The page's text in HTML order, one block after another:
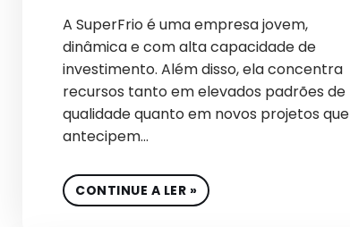
A SuperFrio é uma empresa jovem,
dinâmica e com alta capacidade de
investimento. Além disso, ela concentra
recursos tanto em elevados padrões de
qualidade quanto em novos projetos que
antecipem…
CONTINUE A LER »